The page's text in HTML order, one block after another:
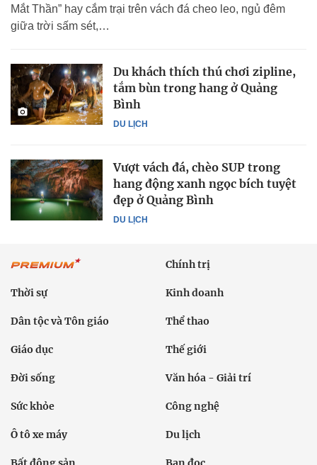
Mắt Thần” hay cắm trại trên vách đá cheo leo, ngủ đêm
giữa trời sấm sét,…
DU LỊCH
Du khách thích thú chơi zipline,
tắm bùn trong hang ở Quảng
Bình
DU LỊCH
Vượt vách đá, chèo SUP trong
hang động xanh ngọc bích tuyệt
đẹp ở Quảng Bình
Chính trị
Thời sự Kinh doanh
Dân tộc và Tôn giáo Thể thao
Giáo dục Thế giới
Đời sống Văn hóa - Giải trí
Sức khỏe Công nghệ
Ô tô xe máy Du lịch